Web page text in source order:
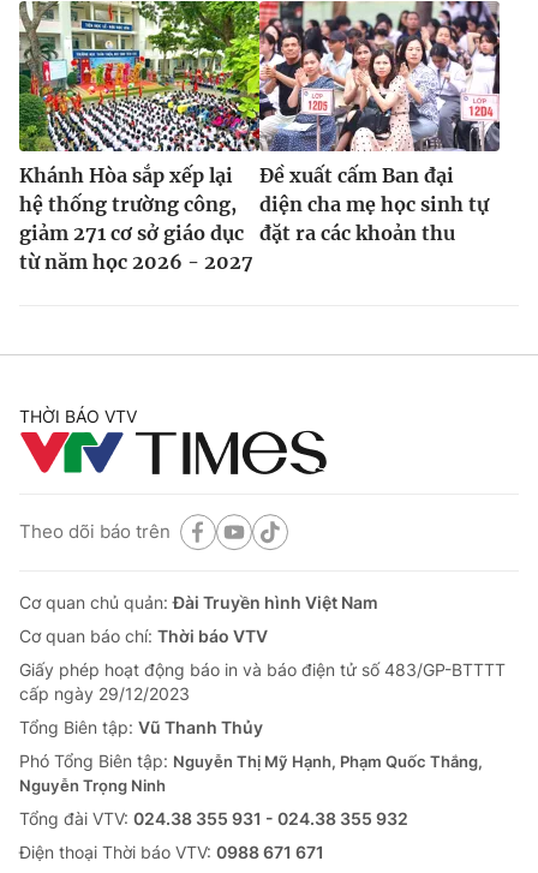
Khánh Hòa sắp xếp lại
hệ thống trường công,
giảm 271 cơ sở giáo dục
từ năm học 2026 - 2027
Đề xuất cấm Ban đại
diện cha mẹ học sinh tự
đặt ra các khoản thu
THỜI BÁO VTV
Theo dõi báo trên
Cơ quan chủ quản:Đài Truyền hình Việt Nam
Cơ quan báo chí: Thời báo VTV
Giấy phép hoạt động báo in và báo điện tử số 483/GP-BTTTT
cấp ngày 29/12/2023
Tổng Biên tập: Vũ Thanh Thủy
Phó Tổng Biên tập: Nguyễn Thị Mỹ Hạnh, Phạm Quốc Thắng,
Nguyễn Trọng Ninh
Tổng đài VTV: 024.38 355 931 - 024.38 355 932
Ðiện thoại Thời báo VTV: 0988 671 671